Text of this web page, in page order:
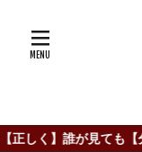
見ても【分かりや